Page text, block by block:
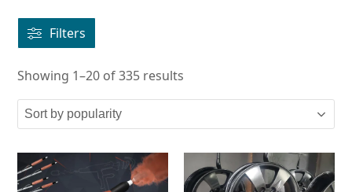
Filters
Showing 1–20 of 335 results